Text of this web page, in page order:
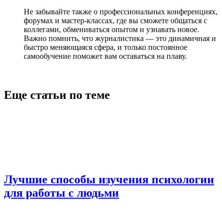
Не забывайте также о профессиональных конференциях,
форумах и мастер-классах, где вы сможете общаться с
коллегами, обмениваться опытом и узнавать новое.
Важно помнить, что журналистика — это динамичная и
быстро меняющаяся сфера, и только постоянное
самообучение поможет вам оставаться на плаву.
Еще статьи по теме
Лучшие способы изучения психологии
для работы с людьми